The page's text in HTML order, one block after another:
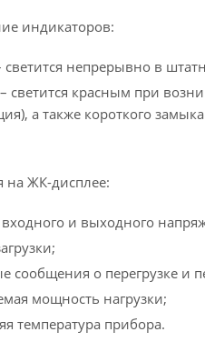
индикаторов:
светится непрерывно в
светится красным при
а также короткого
ЖК-дисплее:
и выходного
сообщения о перегрузке и
мощность нагрузки;
температура прибора.